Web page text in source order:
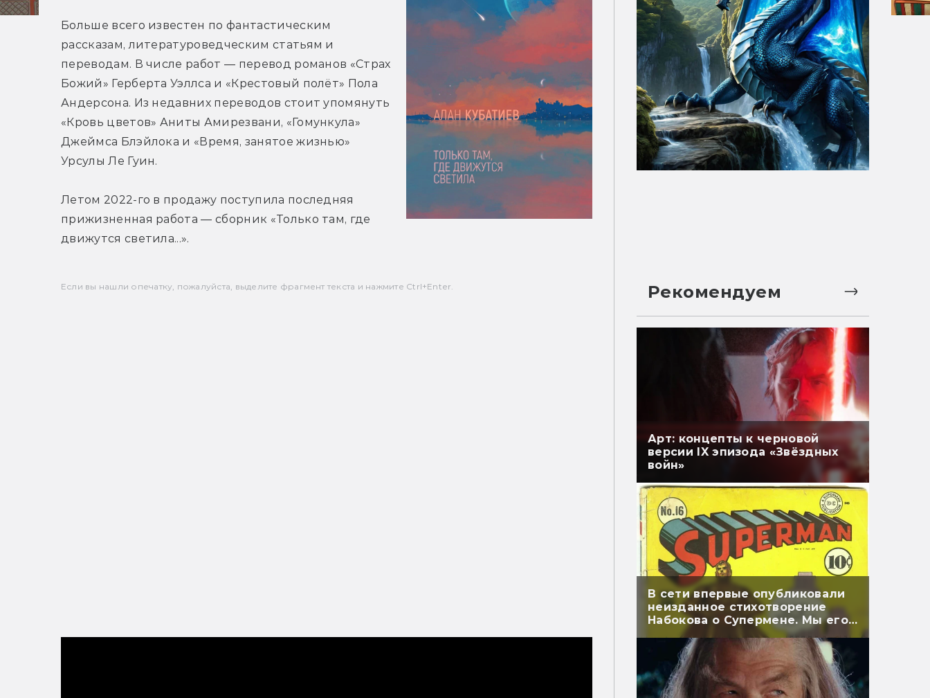
Больше всего известен по фантастическим
рассказам, литературоведческим статьям и
переводам. В числе работ — перевод романов «Страх
Божий» Герберта Уэллса и «Крестовый полёт» Пола
Андерсона. Из недавних переводов стоит упомянуть
«Кровь цветов» Аниты Амирезвани, «Гомункула»
Джеймса Блэйлока и «Время, занятое жизнью»
Урсулы Ле Гуин.
Летом 2022-го в продажу поступила последняя
прижизненная работа — сборник «Только там, где
движутся светила...».
Если вы нашли опечатку, пожалуйста, выделите фрагмент текста и нажмите Ctrl+Enter. Рекомендуем
Арт: концепты к черновой
версии IX эпизода «Звёздных
войн»
В сети впервые опубликовали
неизданное стихотворение
Набокова о Супермене. Мы его
перевели